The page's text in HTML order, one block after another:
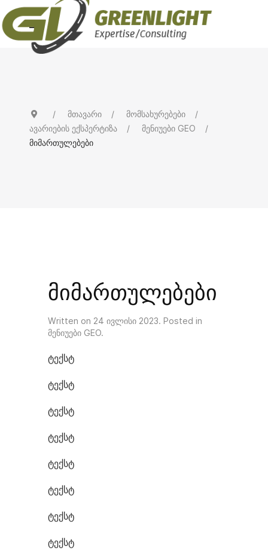
მთავარი
მომსახურებები
ავარიების ექსპერტიზა
მენიუები GEO
მიმართულებები
მიმართულებები
Written on 24 ივლისი 2023. Posted in
მენიუები GEO.
ტექსტ
ტექსტ
ტექსტ
ტექსტ
ტექსტ
ტექსტ
ტექსტ
ტექსტ